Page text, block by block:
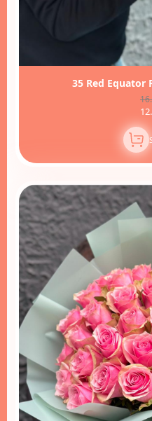
35 Red Equator